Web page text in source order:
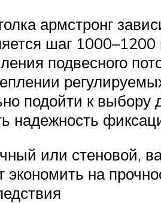
армстронг
шаг
подвесного
подойти к
надежность
или стеновой,
на